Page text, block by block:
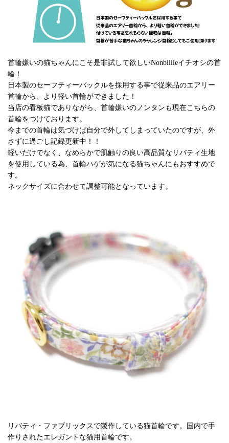
首輪嫌いの猫ちゃんにこそ是非試して欲しいNonbillieイチオシの首
輪！
日本製のセーフティーバックルを採用する事で従来品のエアリー
首輪から、より軽い首輪ができました！
当店の看板猫でありながら、首輪嫌いのノンタンも現在こちらの
首輪をつけております。
今までの首輪は気づけば自分で外してしまっていたのですが、外
さずに過ごし記録更新中！！
軽いだけでなく、なめらかで肌触りの良い高品質なリバティ生地
を使用している為、首輪ハゲが気になる猫ちゃんにもおすすめで
す。
ネックサイズに合わせて調整可能となっています。
リバティ・ファブリックスで製作している猫首輪です。国内で手
作りされたエレガントな猫用首輪です。